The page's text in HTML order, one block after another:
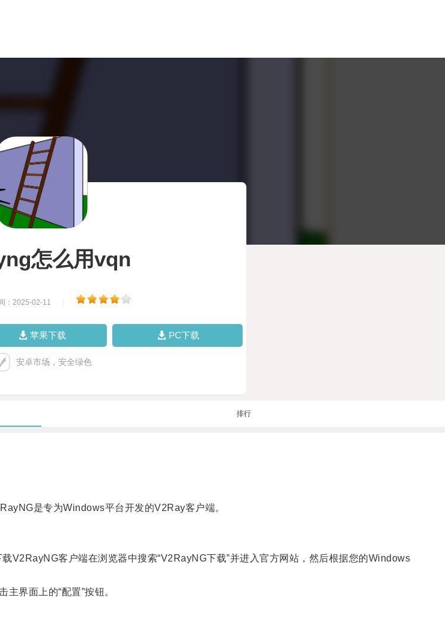
怎么用vqn
：2025-02-11
苹果下载 PC下载
安卓市场，安全绿色
排行
是专为Windows平台开发的V2Ray客户端。
客户端在浏览器中搜索“V2RayNG下载”并进入官方网站，然后根据您的Windows
界面上的“配置”按钮。